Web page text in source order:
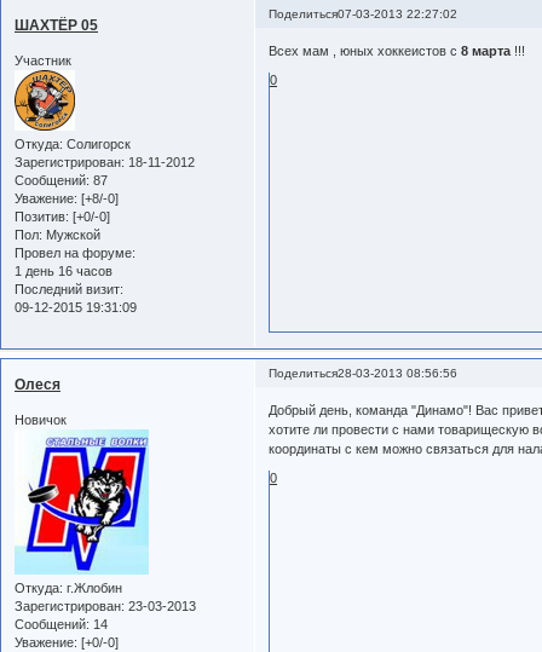
Поделиться07-03-2013 22:27:02
ШАХТЁР 05
Участник
Откуда: Солигорск
Зарегистрирован: 18-11-2012
Сообщений: 87
Уважение: [+8/-0]
Позитив: [+0/-0]
Пол: Мужской
Провел на форуме:
1 день 16 часов
Последний визит:
09-12-2015 19:31:09
Всех мам , юных хоккеистов с8 марта !!!
0
Поделиться28-03-2013 08:56:56
Олеся
Новичок
Откуда: г.Жлобин
Зарегистрирован: 23-03-2013
Сообщений: 14
Уважение: [+0/-0]
Добрый день, команда "Динамо"! Вас
хотите ли провести с нами товарищескую
координаты с кем можно связаться для
0